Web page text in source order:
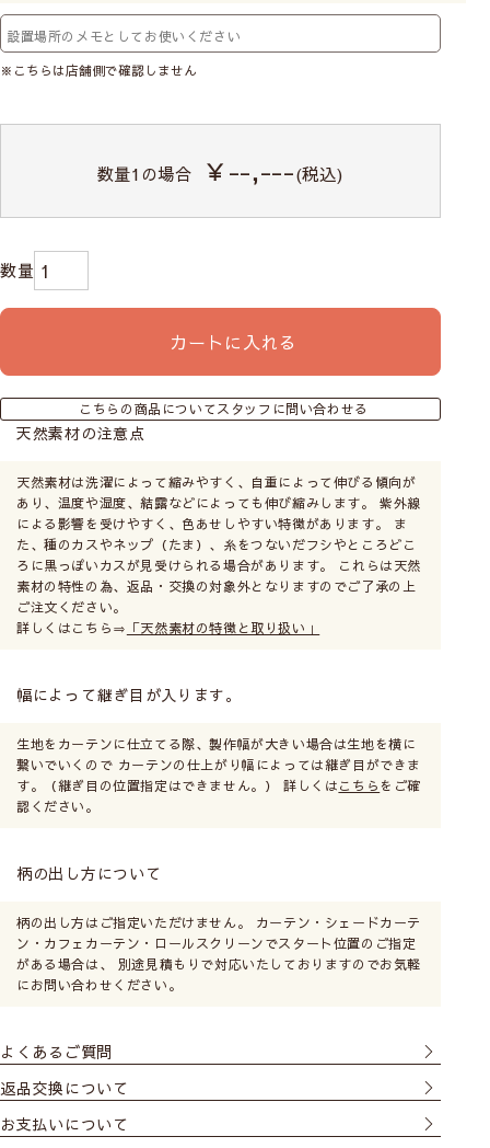
用されている、1820年から続くフィンランド最古
のテキスタイルブランド。ユニークなデザインが
窓辺を明るく彩ります。
カフェカーテンの幅について
カフェカーテンの高さ(丈)について
※こちらは店舗側で確認しません
数量1の場合 ￥--,---(税込)
カートに入れる
こちらの商品についてスタッフに問い合わせる
天然素材の注意点
天然素材は洗濯によって縮みやすく、自重によって伸びる傾向が
あり、温度や湿度、結露などによっても伸び縮みします。 紫外線
による影響を受けやすく、色あせしやすい特徴があります。 ま
た、種のカスやネップ（たま）、糸をつないだフシやところどこ
ろに黒っぽいカスが見受けられる場合があります。 これらは天然
素材の特性の為、返品・交換の対象外となりますのでご了承の上
ご注文ください。
詳しくはこちら⇒ 「天然素材の特徴と取り扱い」
幅によって継ぎ目が入ります。
生地をカーテンに仕立てる際、製作幅が大きい場合は生地を横に
繋いでいくので カーテンの仕上がり幅によっては継ぎ目ができま
す。（継ぎ目の位置指定はできません。） 詳しくはこちら をご確
認ください。
柄の出し方について
柄の出し方はご指定いただけません。 カーテン・シェードカーテ
ン・カフェカーテン・ロールスクリーンでスタート位置のご指定
がある場合は、 別途見積もりで対応いたしておりますのでお気軽
にお問い合わせください。
よくあるご質問
返品交換について
お支払いについて